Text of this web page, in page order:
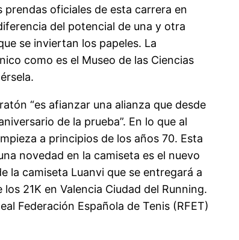
oficiales de esta carrera en
del potencial de una y otra
se inviertan los papeles. La
como es el Museo de las Ciencias
“es afianzar una alianza que desde
de la prueba”. En lo que al
a principios de los años 70. Esta
novedad en la camiseta es el nuevo
la camiseta Luanvi que se entregará a
21K en Valencia Ciudad del Running.
Federación Española de Tenis (RFET)